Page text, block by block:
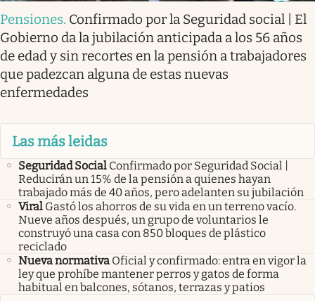
Pensiones. Confirmado por la Seguridad social | El
Gobierno da la jubilación anticipada a los 56 años
de edad y sin recortes en la pensión a trabajadores
que padezcan alguna de estas nuevas
enfermedades
Las más leidas
Seguridad Social Confirmado por Seguridad Social |
Reducirán un 15% de la pensión a quienes hayan
trabajado más de 40 años, pero adelanten su jubilación
Viral Gastó los ahorros de su vida en un terreno vacío.
Nueve años después, un grupo de voluntarios le
construyó una casa con 850 bloques de plástico
reciclado
Nueva normativa Oficial y confirmado: entra en vigor la
ley que prohíbe mantener perros y gatos de forma
habitual en balcones, sótanos, terrazas y patios